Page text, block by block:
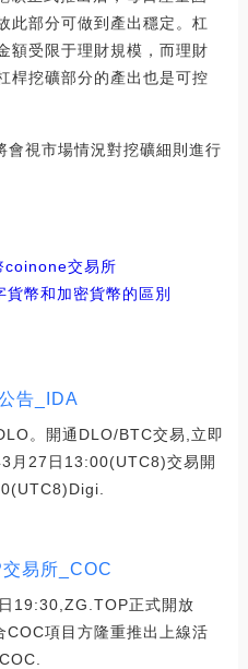
此部分可做到產出穩定。杠
額受限于理財規模，而理財
桿挖礦部分的產出也是可控
視市場情況對挖礦細則進行
coinone交易所
貨幣和加密貨幣的區別
告_IDA
。開通DLO/BTC交易,立即
月27日13:00(UTC8)交易開
易所_COC
19:30,ZG.TOP正式開放
項目方隆重推出上線活